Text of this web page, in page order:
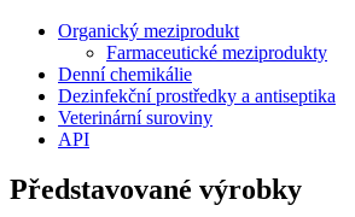
Organický meziprodukt
Farmaceutické meziprodukty
Denní chemikálie
Dezinfekční prostředky a antiseptika
Veterinární suroviny
API
Představované výrobky